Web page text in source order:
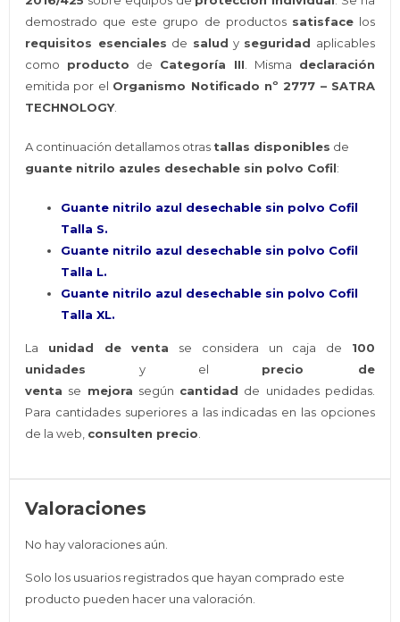
demostrado que este grupo de productos satisfacelos
requisitos esenciales de salud y seguridad aplicables
como producto de Categoría III. Misma declaración
emitida por el Organismo Notificado nº 2777 – SATRA
TECHNOLOGY.
A continuación detallamos otras tallas disponibles de
guante nitrilo azules desechable sin polvo Cofil:
Guante nitrilo azul desechable sin polvo Cofil
Talla S.
Guante nitrilo azul desechable sin polvo Cofil
Talla L.
Guante nitrilo azul desechable sin polvo Cofil
Talla XL.
La unidad de venta se considera un caja de 100
unidades y el precio de
venta se mejora según cantidad de unidades pedidas.
Para cantidades superiores a las indicadas en las opciones
de la web, consulten precio.
Valoraciones
No hay valoraciones aún.
Solo los usuarios registrados que hayan comprado este
producto pueden hacer una valoración.